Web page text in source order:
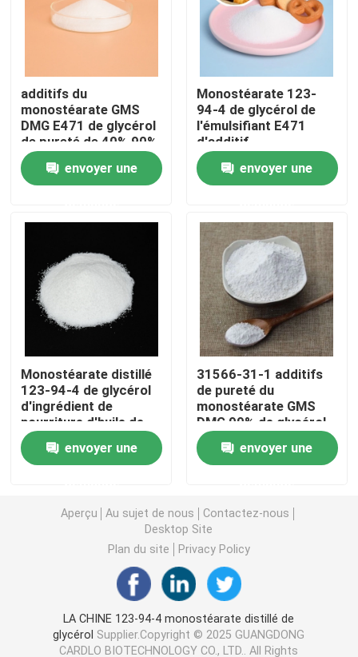
À propos de nous
Visite d'usine
Contrôle de qualité
Contactez-nous
Demandez une citation
Émulsifiant de catégorie comestible
Émulsifiants alimentaires naturels
Mono et diglycérides
Monostéarate de glycérol
Émulsifiant de promoteur de gâteau
additifs du
monostéarate GMS
DMG E471 de glycérol
de pureté de 40% 90%
pour la pâte de
boulangerieenvoyer une
Monostéarate 123-
94-4 de glycérol de
l'émulsifiant E471
d'additif
envoyer une
Monostéarate distillé
123-94-4 de glycérol
d'ingrédient de
nourriture d'huile de
palme
envoyer une
31566-31-1 additifs
de pureté du
monostéarate GMS
DMG 99% de glycérol
envoyer une
Aperçu Au sujet de nous
Contactez-nous
Desktop Site
Plan du site
Privacy Policy
LA CHINE 123-94-4 monostéarate distillé de
glycérol Supplier.Copyright © 2025 GUANGDONG
CARDLO BIOTECHNOLOGY CO., LTD.. All Rights